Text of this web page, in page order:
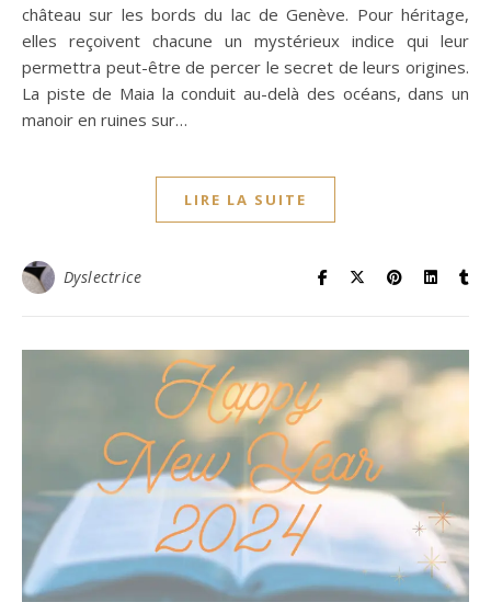
château sur les bords du lac de Genève. Pour héritage,
elles reçoivent chacune un mystérieux indice qui leur
permettra peut-être de percer le secret de leurs origines.
La piste de Maia la conduit au-delà des océans, dans un
manoir en ruines sur…
LIRE LA SUITE
Dyslectrice